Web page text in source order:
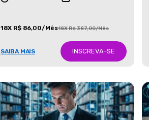
18X R$ 86,00/Mês18X R$ 387,00/Mês
SAIBA MAIS INSCREVA-SE